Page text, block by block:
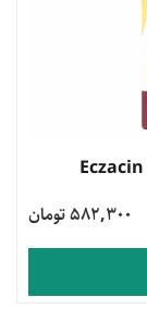
582,300 تومان